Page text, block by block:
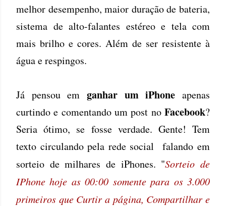
melhor desempenho, maior duração de bateria,
sistema de alto-falantes estéreo e tela com
mais brilho e cores. Além de ser resistente à
água e respingos.
Já pensou em ganhar um iPhone apenas
curtindo e comentando um post no Facebook?
Seria ótimo, se fosse verdade. Gente! Tem
texto circulando pela rede social falando em
sorteio de milhares de iPhones. "Sorteio de
IPhone hoje as 00:00 somente para os 3.000
primeiros que Curtir a página, Compartilhar e